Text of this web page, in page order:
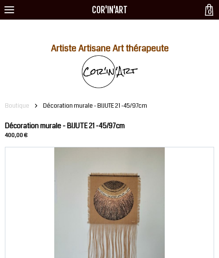
COR'IN'ART
Artiste Artisane Art thérapeute
Boutique Décoration murale - BIJUTE 21 -45/97cm
Décoration murale - BIJUTE 21 -45/97cm
400,00 €
0